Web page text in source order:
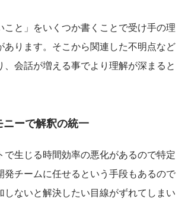
こと」をいくつか書くことで受け手の理
あります。そこから関連した不明点など
、会話が増える事でより理解が深まると
ーで解釈の統一
で生じる時間効率の悪化があるので特定
発チームに任せるという手段もあるので
しないと解決したい目線がずれてしまい